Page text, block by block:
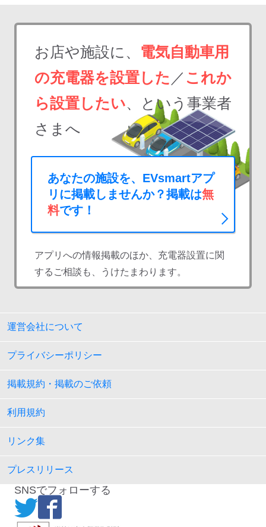
お店や施設に、 電気自動車用
の充電器を設置した ／ これか
ら設置したい、という事業者
さまへ
あなたの施設を、EVsmartアプ
リに掲載しませんか？掲載は無
料です！
アプリへの情報掲載のほか、充電器設置に関
するご相談も、うけたまわります。
運営会社について
プライバシーポリシー
掲載規約・掲載のご依頼
利用規約
リンク集
プレスリリース
SNSでフォローする